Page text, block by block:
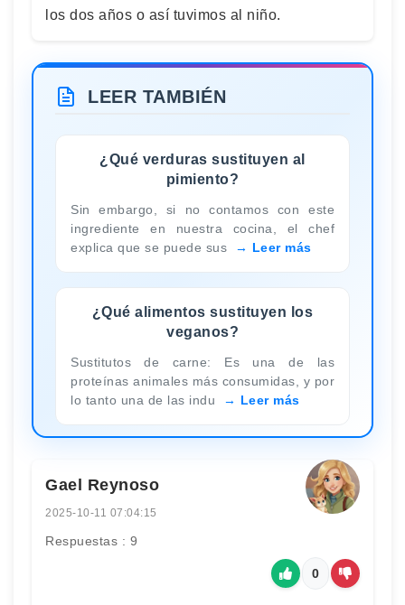
los dos años o así tuvimos al niño.
LEER TAMBIÉN
¿Qué verduras sustituyen al
pimiento?
Sin embargo, si no contamos con este
ingrediente en nuestra cocina, el chef
explica que se puede sus
Leer más
¿Qué alimentos sustituyen los
veganos?
Sustitutos de carne: Es una de las
proteínas animales más consumidas, y por
lo tanto una de las indu
Leer más
Gael Reynoso
2025-10-11 07:04:15
Respuestas : 9
0